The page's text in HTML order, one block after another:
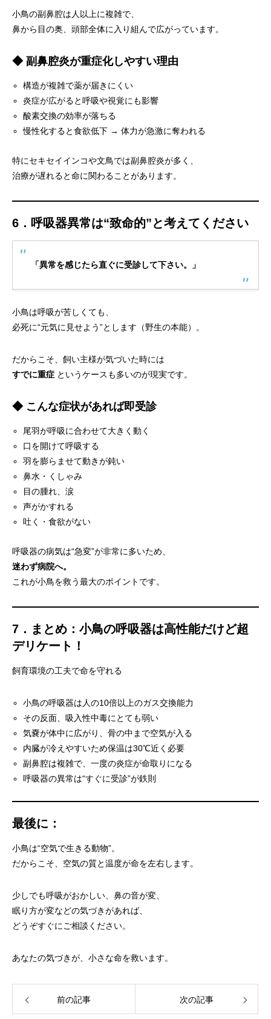
小鳥の副鼻腔は人以上に複雑で、
鼻から目の奥、頭部全体に入り組んで広がっています。
◆ 副鼻腔炎が重症化しやすい理由
構造が複雑で薬が届きにくい
炎症が広がると呼吸や視覚にも影響
酸素交換の効率が落ちる
慢性化すると食欲低下 → 体力が急激に奪われる
特にセキセイインコや文鳥では副鼻腔炎が多く、
治療が遅れると命に関わることがあります。
6．呼吸器異常は“致命的”と考えてください
「異常を感じたら直ぐに受診して下さい。」
小鳥は呼吸が苦しくても、
必死に“元気に見せよう”とします（野生の本能）。
だからこそ、飼い主様が気づいた時には
すでに重症 というケースも多いのが現実です。
◆ こんな症状があれば即受診
尾羽が呼吸に合わせて大きく動く
口を開けて呼吸する
羽を膨らませて動きが鈍い
鼻水・くしゃみ
目の腫れ、涙
声がかすれる
吐く・食欲がない
呼吸器の病気は“急変”が非常に多いため、
迷わず病院へ。
これが小鳥を救う最大のポイントです。
7．まとめ：小鳥の呼吸器は高性能だけど超
デリケート！
飼育環境の工夫で命を守れる
小鳥の呼吸器は人の10倍以上のガス交換能力
その反面、吸入性中毒にとても弱い
気嚢が体中に広がり、骨の中まで空気が入る
内臓が冷えやすいため保温は30℃近く必要
副鼻腔は複雑で、一度の炎症が命取りになる
呼吸器の異常は“すぐに受診”が鉄則
最後に：
小鳥は“空気で生きる動物”。
だからこそ、空気の質と温度が命を左右します。
少しでも呼吸がおかしい、鼻の音が変、
眠り方が変などの気づきがあれば、
どうぞすぐにご相談ください。
あなたの気づきが、小さな命を救います。
前の記事 次の記事